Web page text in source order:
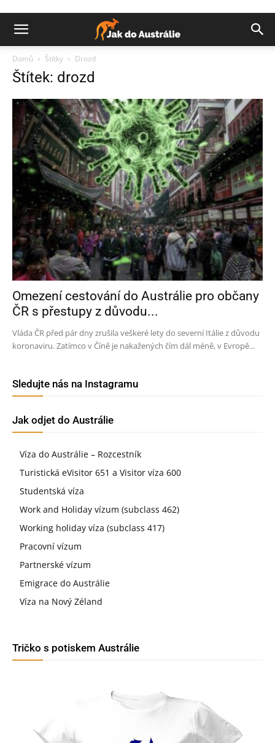
Domů Štítky Drozd
Štítek: drozd
Omezení cestování do Austrálie pro občany
ČR s přestupy z důvodu...
Vláda ČR před pár dny zrušila veškeré lety do severní Itálie z důvodu
koronaviru. Zatímco v Číně je nakažených čím dál méně, v Evropě...
Sledujte nás na Instagramu
Jak odjet do Austrálie
Víza do Austrálie – Rozcestník
Turistická eVisitor 651 a Visitor víza 600
Studentská víza
Work and Holiday vízum (subclass 462)
Working holiday víza (subclass 417)
Pracovní vízum
Partnerské vízum
Emigrace do Austrálie
Víza na Nový Zéland
Tričko s potiskem Austrálie